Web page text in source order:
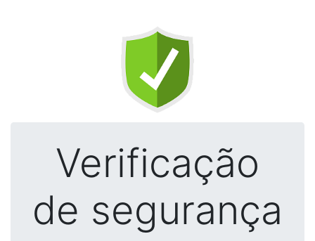
Verificação
de segurança